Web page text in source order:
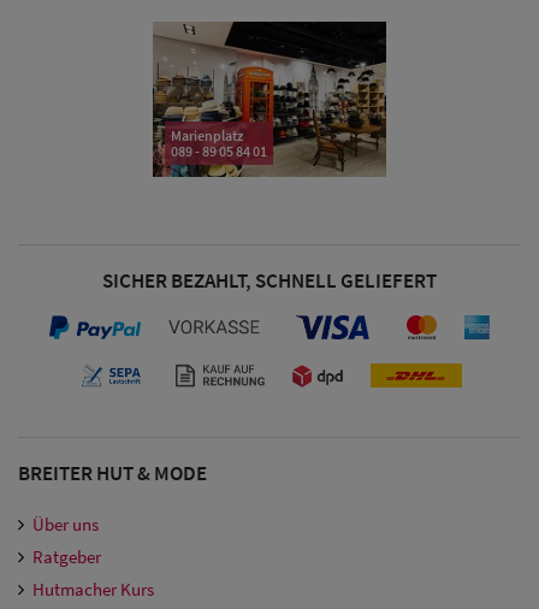
Snapback Caps
Damen Caps
Marienplatz
089 - 89 05 84 01
SICHER BEZAHLT, SCHNELL GELIEFERT
BREITER HUT & MODE
Über uns
Ratgeber
Hutmacher Kurs